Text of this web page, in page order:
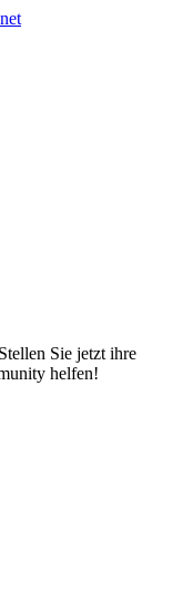
Sie jetzt ihre
helfen!